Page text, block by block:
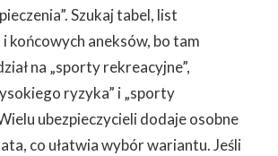
Szukaj tabel, list
końcowych aneksów, bo tam
na „sporty rekreacyjne”,
ryzyka” i „sporty
ubezpieczycieli dodaje osobne
co ułatwia wybór wariantu. Jeśli